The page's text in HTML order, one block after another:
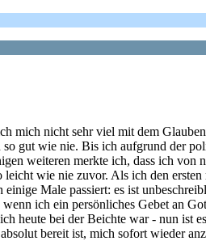
mich nicht sehr viel mit dem
so gut wie nie. Bis ich aufgrund der
weiteren merkte ich, dass ich von
wie nie zuvor. Als ich den ersten
Male passiert: es ist
ich ein persönliches Gebet an
heute bei der Beichte war - nun ist
bereit ist, mich sofort wieder